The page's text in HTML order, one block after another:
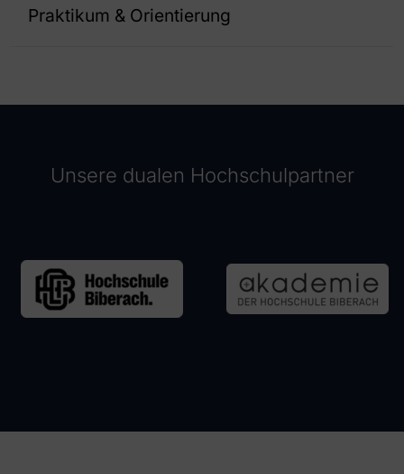
Praktikum & Orientierung
Unsere dualen Hochschulpartner